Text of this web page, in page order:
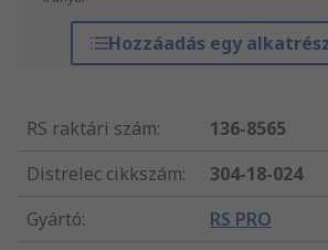
Hozzáadás egy
RS raktári szám:
136-8565
Distrelec cikkszám:
304-18-024
Gyártó: RS PRO